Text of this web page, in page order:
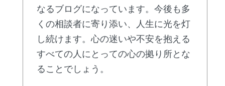
なるブログになっています。今後も多
くの相談者に寄り添い、人生に光を灯
し続けます。心の迷いや不安を抱える
すべての人にとっての心の拠り所とな
ることでしょう。